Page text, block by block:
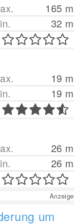
165 m
32 m
19 m
19 m
26 m
26 m
Anzeige
um